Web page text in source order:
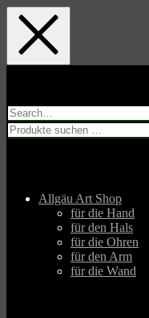
Skip
main
navigation
Skip
main
content
Skip
footer
Suchen
nach:
Allgäu Art Shop
für die Hand
für den Hals
für die Ohren
für den Arm
für die Wand